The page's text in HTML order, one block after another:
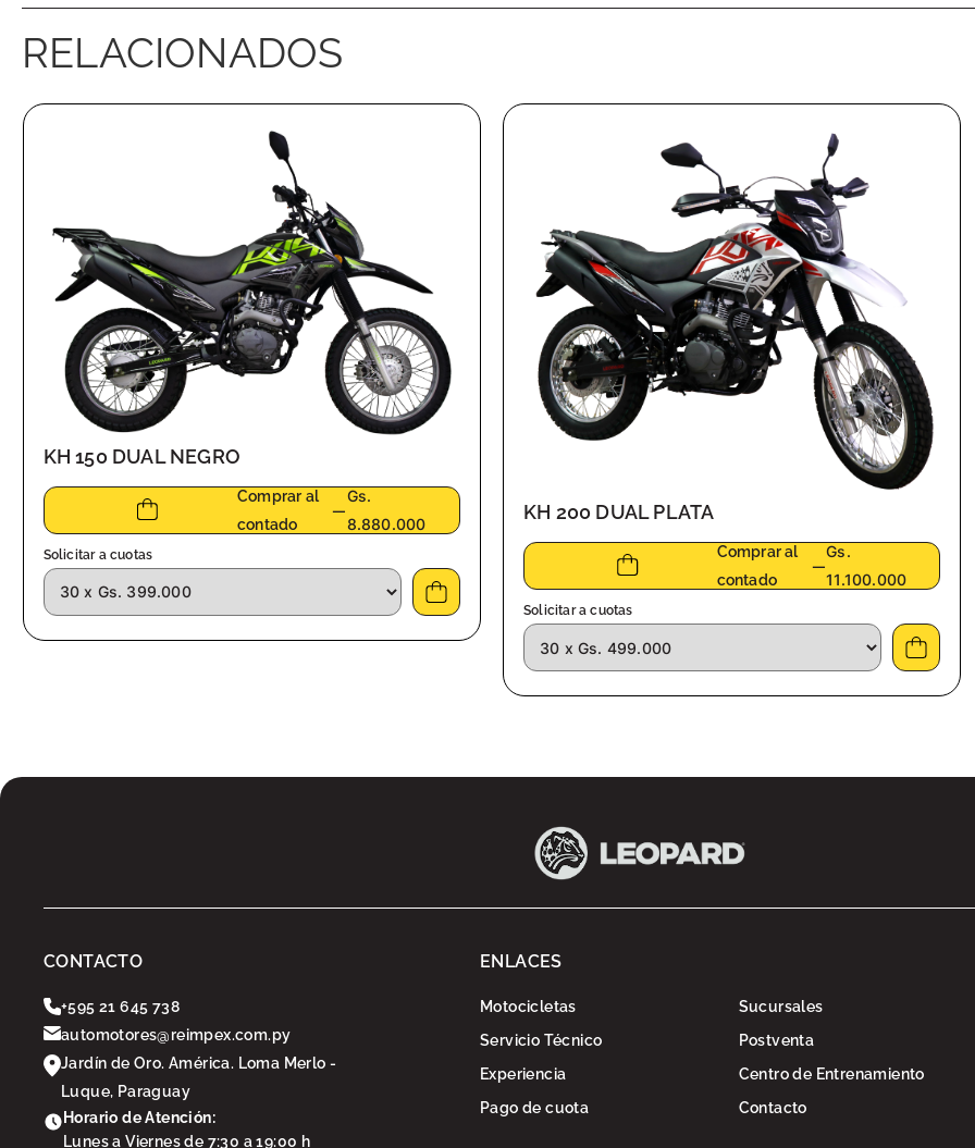
RELACIONADOS
KH 150 DUAL NEGRO
Comprar al
contado
—
Gs.
8.880.000
Solicitar a cuotas
KH 200 DUAL PLATA
Comprar al
contado
—
Gs.
11.100.000
Solicitar a cuotas
CONTACTO
+595 21 645 738
automotores@reimpex.com.py
Jardín de Oro. América. Loma Merlo -
Luque, Paraguay
Horario de Atención:
Lunes a Viernes de 7:30 a 19:00 h
ENLACES
Motocicletas
Sucursales
Servicio Técnico
Postventa
Experiencia
Centro de Entrenamiento
Pago de cuota
Contacto